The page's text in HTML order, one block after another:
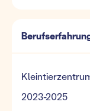
2023-2025